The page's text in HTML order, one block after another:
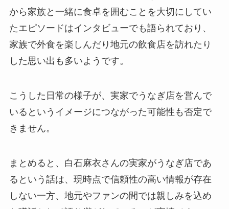
から家族と一緒に食卓を囲むことを大切にしてい
たエピソードはインタビューでも語られており、
家族で外食を楽しんだり地元の飲食店を訪れたり
した思い出も多いようです。
こうした日常の様子が、実家でうなぎ店を営んで
いるというイメージにつながった可能性も否定で
きません。
まとめると、白石麻衣さんの実家がうなぎ店であ
るという話は、現時点で信頼性の高い情報が存在
しない一方、地元やファンの間では親しみを込め